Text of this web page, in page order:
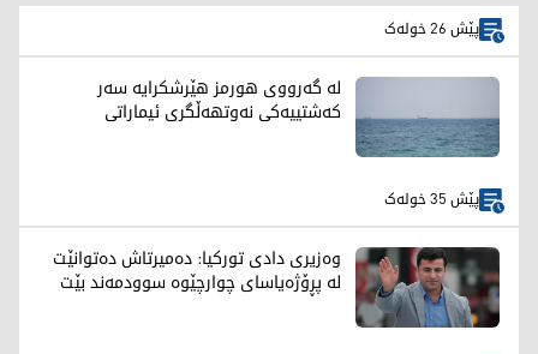
پێش 26 خولەک
لە گەرووی هورمز هێرشکرایە سەر
کەشتییەکی نەوتهەڵگری ئیماراتی
پێش 35 خولەک
وەزیری دادی تورکیا: دەمیرتاش دەتوانێت
لە پڕۆژەیاسای چوارچێوە سوودمەند بێت